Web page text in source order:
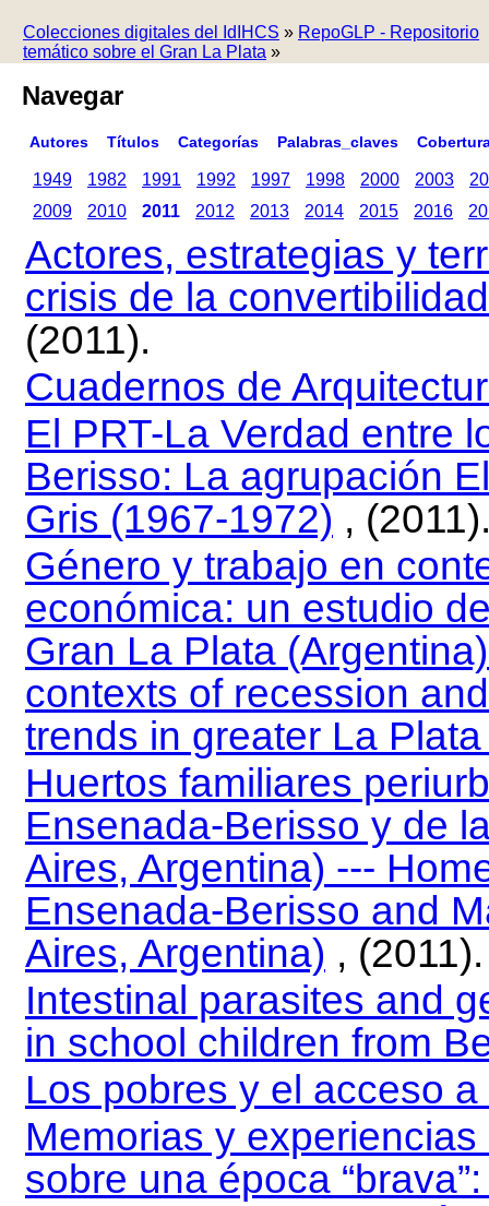
Colecciones digitales del IdIHCS » RepoGLP - Repositorio
temático sobre el Gran La Plata »
Navegar
Autores Títulos Categorías Palabras_claves
1949 1982 1991 1992 1997 1998 2000 2003
2009
2010 2011 2012 2013 2014 2015 2016
Actores, estrategias y
crisis de la
(2011).
Cuadernos de
El PRT-La Verdad entre
Berisso: La agrupación
Gris (1967-1972) ,
Género y trabajo en
económica: un estudio
Gran La Plata
contexts of recession
trends in greater La
Huertos familiares
Ensenada-Berisso y de
Aires, Argentina) ---
Ensenada-Berisso and
Aires, Argentina) , (2011).
Intestinal parasites and
in school children from
Los pobres y el acceso
Memorias y
sobre una época